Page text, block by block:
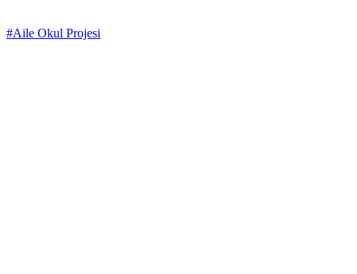
#Aile Okul Projesi